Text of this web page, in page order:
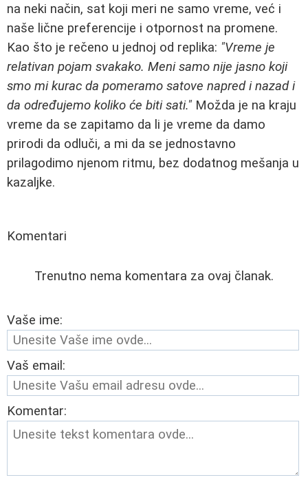
na neki način, sat koji meri ne samo vreme, već i
naše lične preferencije i otpornost na promene.
Kao što je rečeno u jednoj od replika: "Vreme je
relativan pojam svakako. Meni samo nije jasno koji
smo mi kurac da pomeramo satove napred i nazad i
da određujemo koliko će biti sati." Možda je na kraju
vreme da se zapitamo da li je vreme da damo
prirodi da odluči, a mi da se jednostavno
prilagodimo njenom ritmu, bez dodatnog mešanja u
kazaljke.
Komentari
Trenutno nema komentara za ovaj članak.
Vaše ime:
Vaš email:
Komentar: